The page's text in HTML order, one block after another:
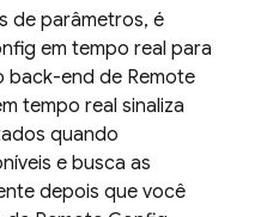
de parâmetros, é
em tempo real para
back-end de Remote
tempo real sinaliza
quando
e busca as
depois que você